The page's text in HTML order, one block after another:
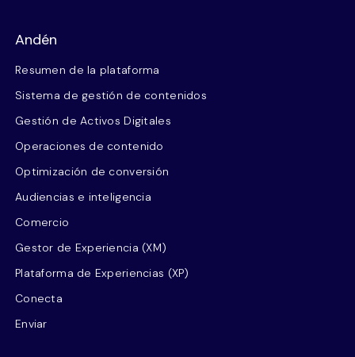
Andén
Resumen de la plataforma
Sistema de gestión de contenidos
Gestión de Activos Digitales
Operaciones de contenido
Optimización de conversión
Audiencias e inteligencia
Comercio
Gestor de Experiencia (XM)
Plataforma de Experiencias (XP)
Conecta
Enviar